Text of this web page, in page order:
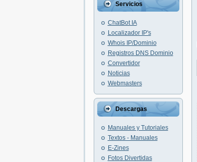
Servicios
ChatBot IA
Localizador IP's
Whois IP/Dominio
Registros DNS Dominio
Convertidor
Noticias
Webmasters
Descargas
Manuales y Tutoriales
Textos - Manuales
E-Zines
Fotos Divertidas